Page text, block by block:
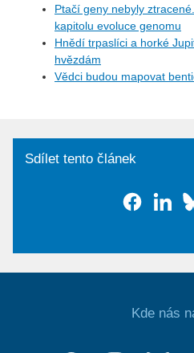
Ptačí geny nebyly
kapitolu evoluce genomu
Hnědí trpaslíci a horké
hvězdám
Vědci budou mapovat
Sdílet tento článek
Kde nás